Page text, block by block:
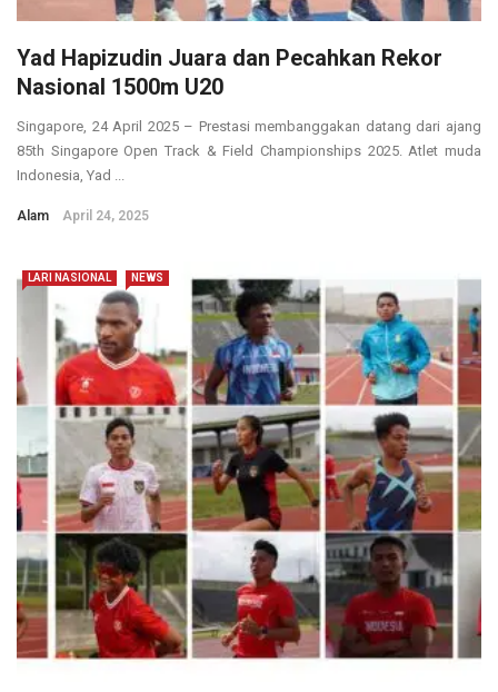
Yad Hapizudin Juara dan Pecahkan Rekor
Nasional 1500m U20
Singapore, 24 April 2025 – Prestasi membanggakan datang dari ajang
85th Singapore Open Track & Field Championships 2025. Atlet muda
Indonesia, Yad ...
Alam April 24, 2025
LARI NASIONAL NEWS